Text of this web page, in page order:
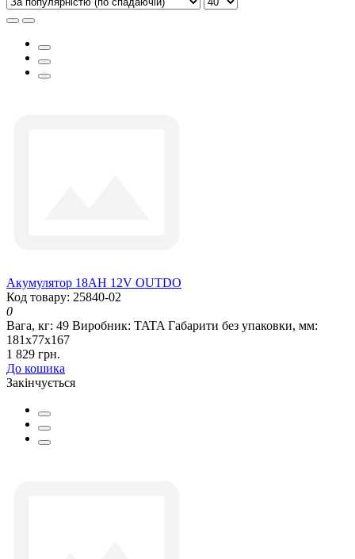
Акумулятор 18АH 12V OUTDO
Код товару: 25840-02
0
Вага, кг: 49 Виробник: TATA Габарити без упаковки, мм:
181х77х167
1 829 грн.
До кошика
Закінчується